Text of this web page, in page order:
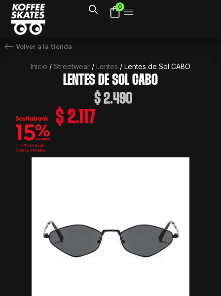
contenido
0
Volver a la tienda
Inicio / Streetwear / Lentes / Lentes de Sol CABO
LENTES DE SOL CABO
$2.490
$ 2.117